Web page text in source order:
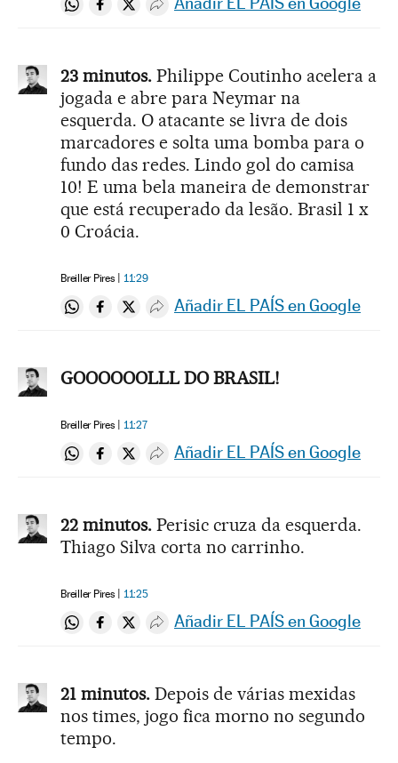
Compartir en Whatsapp
Compartir en Facebook
Compartir en Twitter
Desplegar Redes Sociales
23 minutos. Philippe Coutinho acelera a
jogada e abre para Neymar na
esquerda. O atacante se livra de dois
marcadores e solta uma bomba para o
fundo das redes. Lindo gol do camisa
10! E uma bela maneira de demonstrar
que está recuperado da lesão. Brasil 1 x
0 Croácia.
Breiller Pires 11:29
Compartir en Whatsapp
Compartir en Facebook
Compartir en Twitter
Desplegar Redes Sociales
Añadir EL PAÍS en Google
GOOOOOOLLL DO BRASIL!
Breiller Pires 11:27
Compartir en Whatsapp
Compartir en Facebook
Compartir en Twitter
Desplegar Redes Sociales
Añadir EL PAÍS en Google
22 minutos. Perisic cruza da esquerda.
Thiago Silva corta no carrinho.
Breiller Pires 11:25
Compartir en Whatsapp
Compartir en Facebook
Compartir en Twitter
Desplegar Redes Sociales
Añadir EL PAÍS en Google
21 minutos. Depois de várias mexidas
nos times, jogo fica morno no segundo
tempo.